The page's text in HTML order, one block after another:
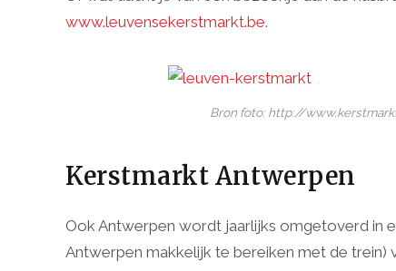
www.leuvensekerstmarkt.be.
Bron foto: http://
Kerstmarkt Antwerpen
Ook Antwerpen wordt jaarlijks omgetoverd in
Antwerpen makkelijk te bereiken met de trein)